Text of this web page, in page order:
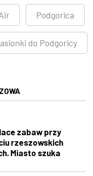
Podgorica
do Podgoricy
zabaw przy
rzeszowskich
Miasto szuka